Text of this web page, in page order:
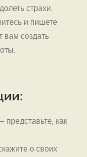
страхи.
и пишете
вам создать
как
о своих